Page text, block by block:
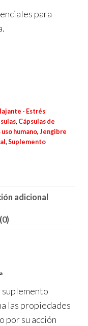
para
- Estrés
, Cápsulas de
humano, Jengibre
, Suplemento
adicional
suplemento
las propiedades
por su acción